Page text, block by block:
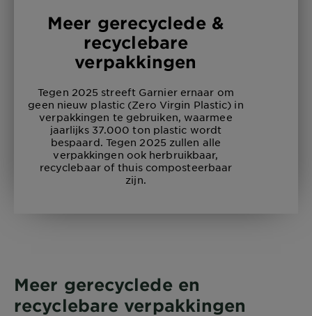
Meer gerecyclede &
recyclebare
verpakkingen
Tegen 2025 streeft Garnier ernaar om
geen nieuw plastic (Zero Virgin Plastic) in
verpakkingen te gebruiken, waarmee
jaarlijks 37.000 ton plastic wordt
bespaard. Tegen 2025 zullen alle
verpakkingen ook herbruikbaar,
recyclebaar of thuis composteerbaar
zijn.
Meer gerecyclede en
recyclebare verpakkingen